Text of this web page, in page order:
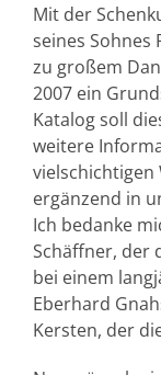
Mit der
seines Sohnes
zu großem
2007 ein
Katalog soll
weitere
vielschichtigen
ergänzend in
Ich bedanke
Schäffner, der
bei einem
Eberhard
Kersten, der